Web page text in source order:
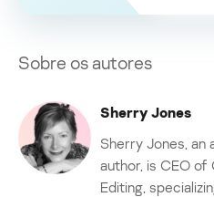
Sobre os autores
Sherry Jones
Sherry Jones, an
author, is CEO
Editing,